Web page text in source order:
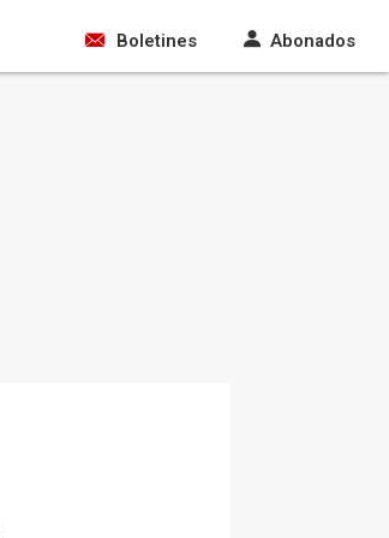
Boletines Abonados